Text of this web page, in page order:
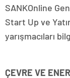
SANKOnline
Start Up ve
yarışmacıları
ÇEVRE VE